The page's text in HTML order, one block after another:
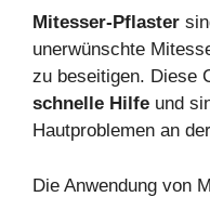
Mitesser-Pflaster
unerwünschte
zu beseitigen. Diese
schnelle Hilfe und
Hautproblemen an
Die Anwendung von